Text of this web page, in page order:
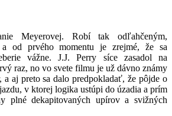
Meyerovej. Robí tak odľahčeným,
a od prvého momentu je zrejmé, že sa
vážne. J.J. Perry síce zasadol na
raz, no vo svete filmu je už dávno známy
a aj preto sa dalo predpokladať, že pôjde o
v ktorej logika ustúpi do úzadia a prím
plné dekapitovaných upírov a svižných